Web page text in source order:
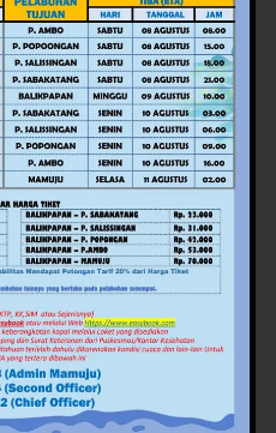
dipublikasikan. Ruas